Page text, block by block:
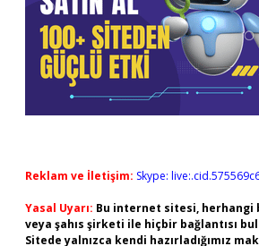
Reklam ve İletişim: Skype:
Yasal Uyarı: Bu internet sitesi, herhangi
veya şahıs şirketi ile hiçbir bağlantısı
Sitede yalnızca kendi hazırladığımız